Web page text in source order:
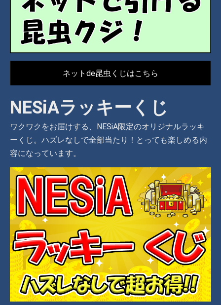
ネットde昆虫くじはこちら
NESiAラッキーくじ
ワクワクをお届けする、NESiA限定のオリジナルラッキ
ーくじ。ハズレなしで全部当たり！とっても楽しめる内
容になっています。